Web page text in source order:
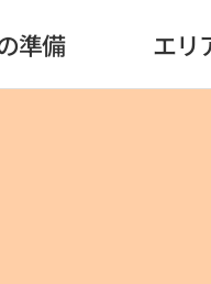
準備 エリ